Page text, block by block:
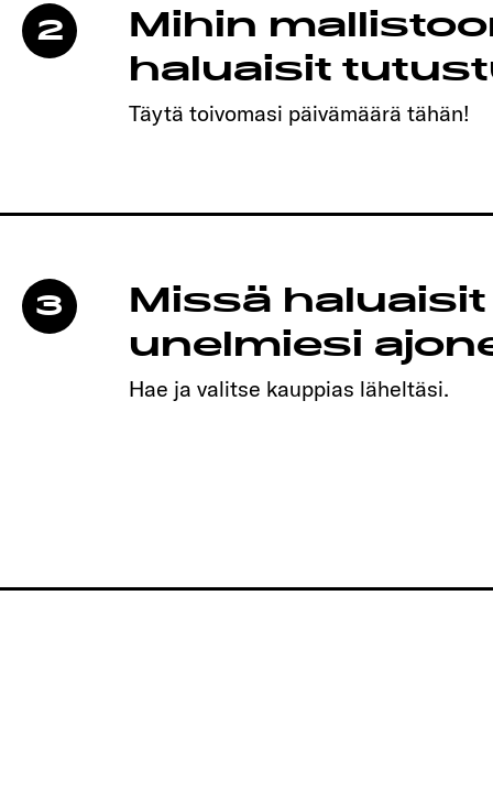
2
Mihin
haluaisit
Täytä toivomasi päivämäärä tähän!
3
Missä
unelmiesi
Hae ja valitse kauppias läheltäsi.